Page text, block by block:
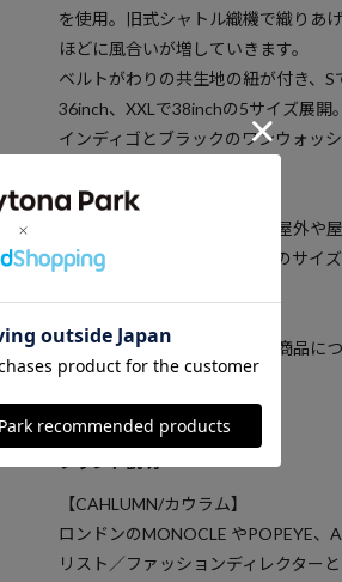
を使用。旧式シャトル織機で織りあ
ほどに風合いが増していきます。
ベルトがわりの共生地の紐が付き、
36inch、XXLで38inchの5サイズ展開。
インディゴとブラックのワンウォッ
※掲載画像の商品の色味は、屋外や
場合がございます。また表示のサイ
※着用、お取り扱いの際は、商品に
確認下さい。
【CAHLUMN/カウラム】
ロンドンのMONOCLE やPOPEYE、
リスト／ファッションディレクター